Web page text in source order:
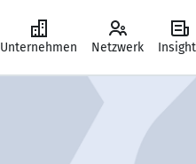
Unternehmen Netzwerk